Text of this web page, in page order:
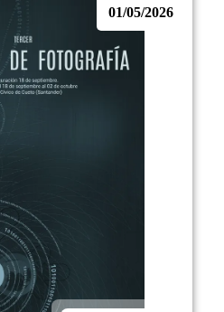
01/05/2026